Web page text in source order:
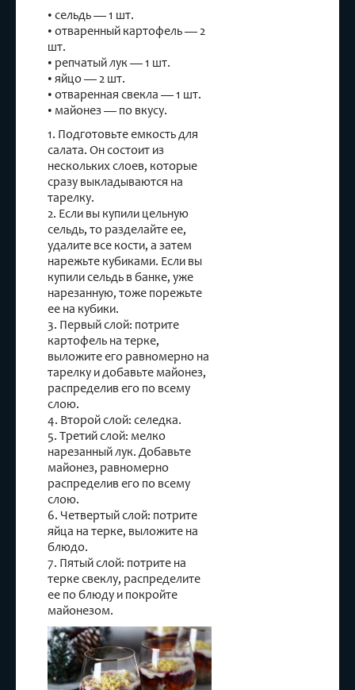
• сельдь — 1 шт.
• отваренный картофель — 2
шт.
• репчатый лук — 1 шт.
• яйцо — 2 шт.
• отваренная свекла — 1 шт.
• майонез — по вкусу.
1. Подготовьте емкость для
салата. Он состоит из
нескольких слоев, которые
сразу выкладываются на
тарелку.
2. Если вы купили цельную
сельдь, то разделайте ее,
удалите все кости, а затем
нарежьте кубиками. Если вы
купили сельдь в банке, уже
нарезанную, тоже порежьте
ее на кубики.
3. Первый слой: потрите
картофель на терке,
выложите его равномерно на
тарелку и добавьте майонез,
распределив его по всему
слою.
4. Второй слой: селедка.
5. Третий слой: мелко
нарезанный лук. Добавьте
майонез, равномерно
распределив его по всему
слою.
6. Четвертый слой: потрите
яйца на терке, выложите на
блюдо.
7. Пятый слой: потрите на
терке свеклу, распределите
ее по блюду и покройте
майонезом.